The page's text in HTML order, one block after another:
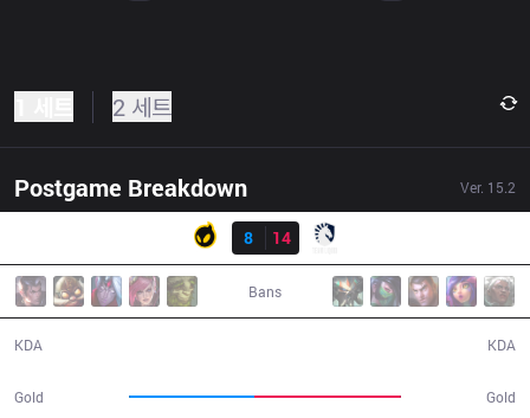
2 세트
Postgame Breakdown Ver. 15.2
8
14
Bans
KDA
Gold Gold
KDA